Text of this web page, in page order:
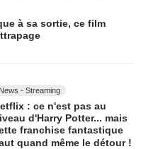
à sa sortie, ce film
News - Streaming
: ce n'est pas au
d'Harry Potter... mais
franchise fantastique
quand même le détour !